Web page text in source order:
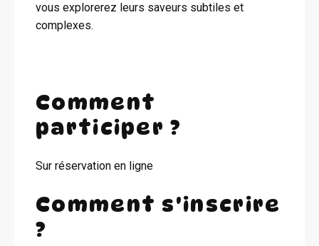
vous explorerez leurs saveurs subtiles et
complexes.
Comment
participer ?
Sur réservation en ligne
Comment s'inscrire
?